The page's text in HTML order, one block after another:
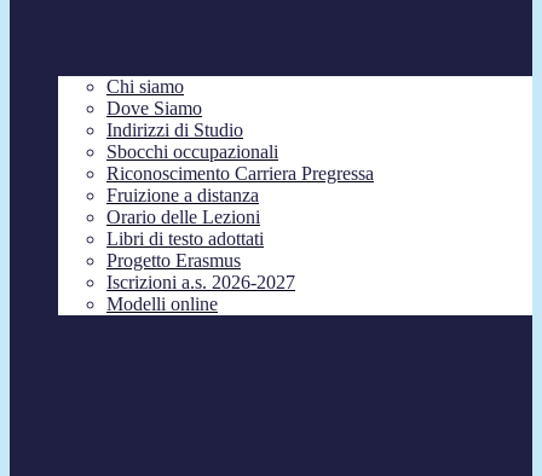
Chi siamo
Dove Siamo
Indirizzi di Studio
Sbocchi occupazionali
Riconoscimento Carriera Pregressa
Fruizione a distanza
Orario delle Lezioni
Libri di testo adottati
Progetto Erasmus
Iscrizioni a.s. 2026-2027
Modelli online